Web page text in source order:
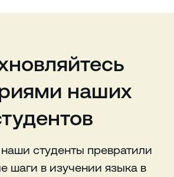
наших
наши студенты превратили
шаги в изучении языка в